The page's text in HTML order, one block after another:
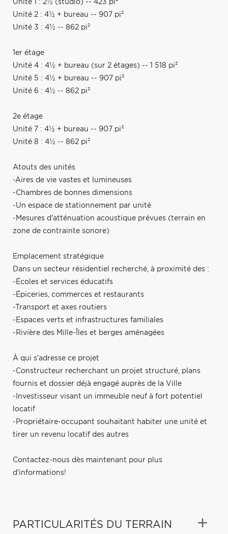
Unité 1 : 2½ (studio) -- 423 pi²
Unité 2 : 4½ + bureau -- 907 pi²
Unité 3 : 4½ -- 862 pi²
1er étage
Unité 4 : 4½ + bureau (sur 2 étages) -- 1 518 pi²
Unité 5 : 4½ + bureau -- 907 pi²
Unité 6 : 4½ -- 862 pi²
2e étage
Unité 7 : 4½ + bureau -- 907 pi²
Unité 8 : 4½ -- 862 pi²
Atouts des unités
-Aires de vie vastes et lumineuses
-Chambres de bonnes dimensions
-Un espace de stationnement par unité
-Mesures d'atténuation acoustique prévues (terrain en
zone de contrainte sonore)
Emplacement stratégique
Dans un secteur résidentiel recherché, à proximité des :
-Écoles et services éducatifs
-Épiceries, commerces et restaurants
-Transport et axes routiers
-Espaces verts et infrastructures familiales
-Rivière des Mille-Îles et berges aménagées
À qui s'adresse ce projet
-Constructeur recherchant un projet structuré, plans
fournis et dossier déjà engagé auprès de la Ville
-Investisseur visant un immeuble neuf à fort potentiel
locatif
-Propriétaire-occupant souhaitant habiter une unité et
tirer un revenu locatif des autres
Contactez-nous dès maintenant pour plus
d'informations!
PARTICULARITÉS DU TERRAIN